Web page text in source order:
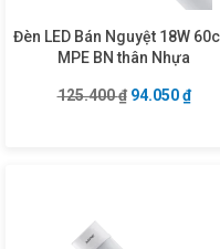
Đèn LED Bán Nguyệt 18W
MPE BN thân Nhựa
125.400₫ Giá gốc là:
94.050₫Giá